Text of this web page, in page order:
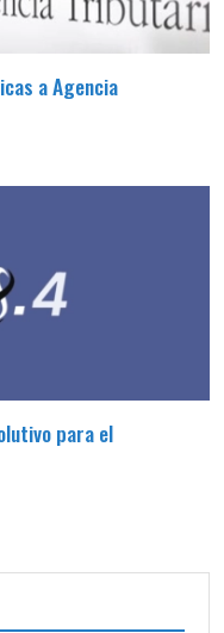
a Agencia
para el